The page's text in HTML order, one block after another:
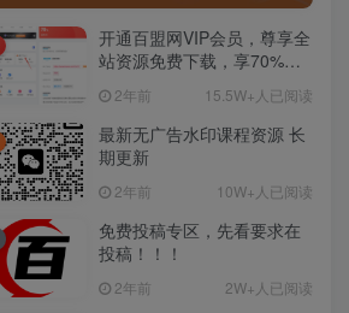
开通百盟网VIP会员，尊享全
站资源免费下载，享70%的
惠】2年前 15.5W+人已阅读
最新无广告水印课程资源 长
期更新
2年前 10W+人已阅读
免费投稿专区，先看要求在
投稿！！！
2年前 2W+人已阅读